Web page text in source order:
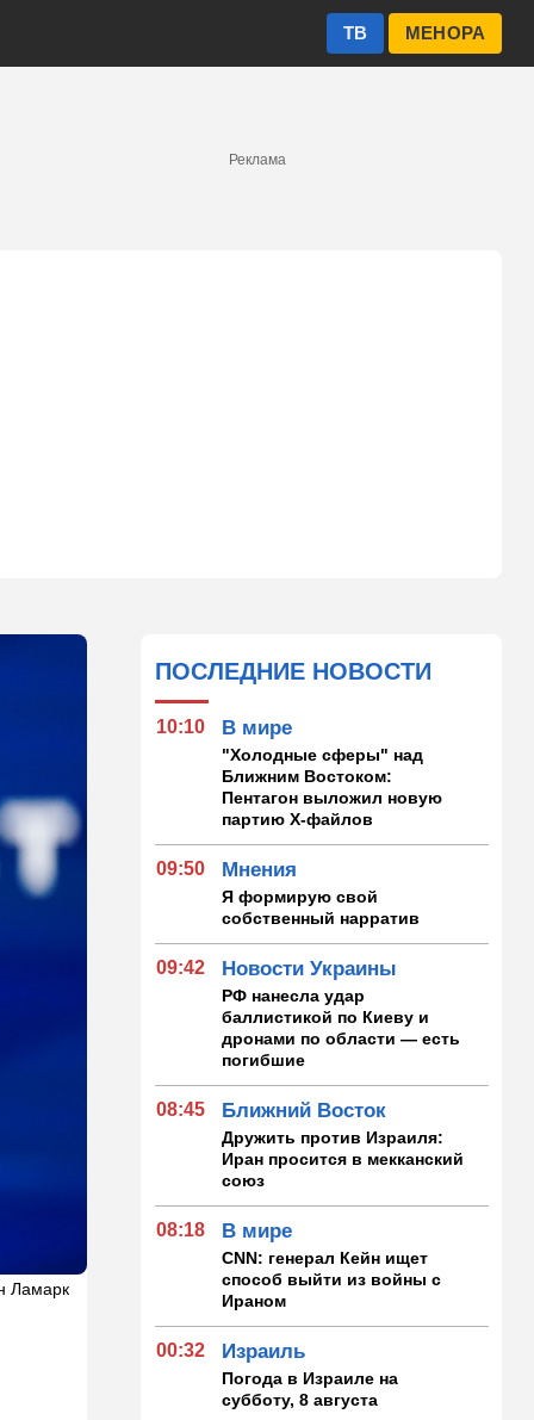
МЕНОРА
ТВ
Реклама
Ламарк
ПОСЛЕДНИЕ НОВОСТИ
10:10 В мире
"Холодные сферы" над
Ближним Востоком:
Пентагон выложил новую
партию Х-файлов
09:50 Мнения
Я формирую свой
собственный нарратив
09:42 Новости Украины
РФ нанесла удар
баллистикой по Киеву и
дронами по области — есть
погибшие
08:45 Ближний Восток
Дружить против Израиля:
Иран просится в мекканский
союз
08:18 В мире
CNN: генерал Кейн ищет
способ выйти из войны с
Ираном
00:32 Израиль
Погода в Израиле на
субботу, 8 августа